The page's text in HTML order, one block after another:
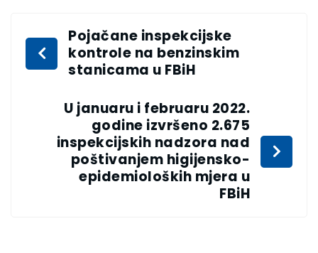
Pojačane inspekcijske
kontrole na benzinskim
stanicama u FBiH
U januaru i februaru 2022.
godine izvršeno 2.675
inspekcijskih nadzora nad
poštivanjem higijensko-
epidemioloških mjera u
FBiH